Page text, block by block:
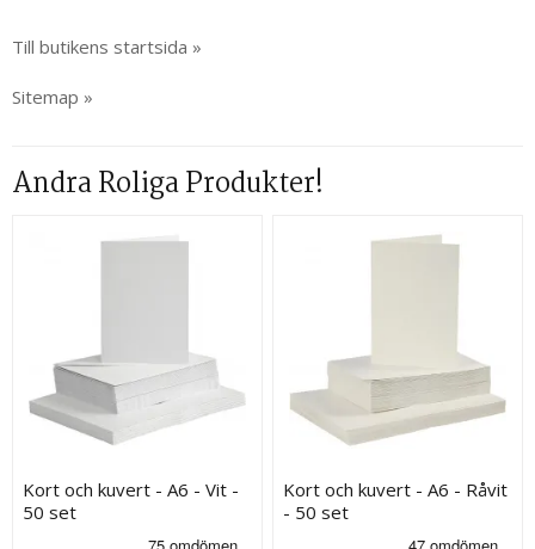
Till butikens startsida »
Sitemap »
Andra Roliga Produkter!
Kort och kuvert - A6 - Vit -
50 set
Kort och kuvert - A6 - Råvit
- 50 set